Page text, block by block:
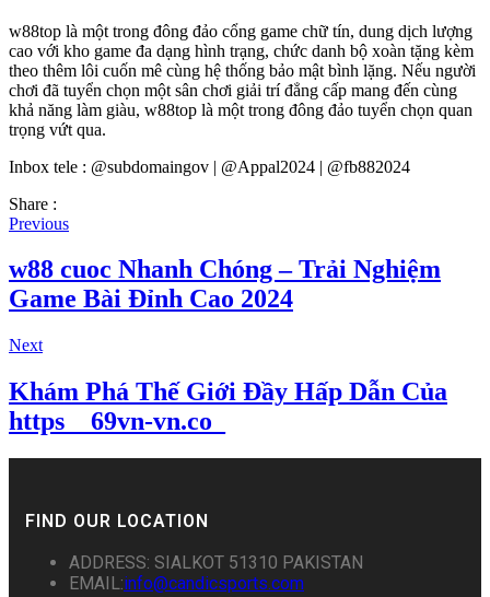
w88top là một trong đông đảo cổng game chữ tín, dung dịch lượng
cao với kho game đa dạng hình trạng, chức danh bộ xoàn tặng kèm
theo thêm lôi cuốn mê cùng hệ thống bảo mật bình lặng. Nếu người
chơi đã tuyển chọn một sân chơi giải trí đẳng cấp mang đến cùng
khả năng làm giàu, w88top là một trong đông đảo tuyển chọn quan
trọng vứt qua.
Inbox tele : @subdomaingov | @Appal2024 | @fb882024
Share :
Previous
w88 cuoc Nhanh Chóng – Trải Nghiệm
Game Bài Đỉnh Cao 2024
Next
Khám Phá Thế Giới Đầy Hấp Dẫn Của
https__69vn-vn.co_
FIND OUR LOCATION
ADDRESS: SIALKOT 51310 PAKISTAN
EMAIL:info@candicsports.com